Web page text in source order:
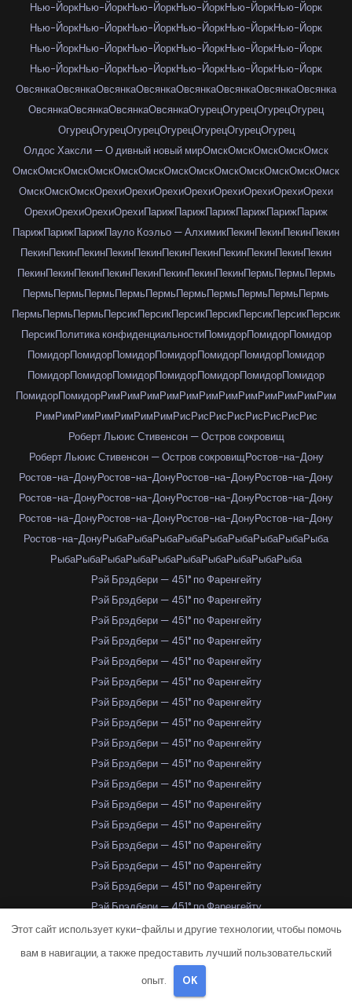
Нью-ЙоркНью-ЙоркНью-ЙоркНью-ЙоркНью-ЙоркНью-Йорк
Нью-ЙоркНью-ЙоркНью-ЙоркНью-ЙоркНью-ЙоркНью-Йорк
Нью-ЙоркНью-ЙоркНью-ЙоркНью-ЙоркНью-ЙоркНью-Йорк
Нью-ЙоркНью-ЙоркНью-ЙоркНью-ЙоркНью-ЙоркНью-Йорк
ОвсянкаОвсянкаОвсянкаОвсянкаОвсянкаОвсянкаОвсянкаОвсянка
ОвсянкаОвсянкаОвсянкаОвсянкаОгурецОгурецОгурецОгурец
ОгурецОгурецОгурецОгурецОгурецОгурецОгурец
Олдос Хаксли — О дивный новый мирОмскОмскОмскОмскОмск
ОмскОмскОмскОмскОмскОмскОмскОмскОмскОмскОмскОмскОмск
ОмскОмскОмскОрехиОрехиОрехиОрехиОрехиОрехиОрехиОрехи
ОрехиОрехиОрехиОрехиПарижПарижПарижПарижПарижПариж
ПарижПарижПарижПауло Коэльо — АлхимикПекинПекинПекинПекин
ПекинПекинПекинПекинПекинПекинПекинПекинПекинПекинПекин
ПекинПекинПекинПекинПекинПекинПекинПекинПермьПермьПермь
ПермьПермьПермьПермьПермьПермьПермьПермьПермьПермь
ПермьПермьПермьПерсикПерсикПерсикПерсикПерсикПерсикПерсик
ПерсикПолитика конфиденциальностиПомидорПомидорПомидор
ПомидорПомидорПомидорПомидорПомидорПомидорПомидор
ПомидорПомидорПомидорПомидорПомидорПомидорПомидор
ПомидорПомидорРимРимРимРимРимРимРимРимРимРимРимРим
РимРимРимРимРимРимРимРисРисРисРисРисРисРисРис
Роберт Льюис Стивенсон — Остров сокровищ
Роберт Льюис Стивенсон — Остров сокровищРостов-на-Дону
Ростов-на-ДонуРостов-на-ДонуРостов-на-ДонуРостов-на-Дону
Ростов-на-ДонуРостов-на-ДонуРостов-на-ДонуРостов-на-Дону
Ростов-на-ДонуРостов-на-ДонуРостов-на-ДонуРостов-на-Дону
Ростов-на-ДонуРыбаРыбаРыбаРыбаРыбаРыбаРыбаРыбаРыба
РыбаРыбаРыбаРыбаРыбаРыбаРыбаРыбаРыбаРыба
Рэй Брэдбери — 451° по Фаренгейту
Рэй Брэдбери — 451° по Фаренгейту
Рэй Брэдбери — 451° по Фаренгейту
Рэй Брэдбери — 451° по Фаренгейту
Рэй Брэдбери — 451° по Фаренгейту
Рэй Брэдбери — 451° по Фаренгейту
Рэй Брэдбери — 451° по Фаренгейту
Рэй Брэдбери — 451° по Фаренгейту
Рэй Брэдбери — 451° по Фаренгейту
Рэй Брэдбери — 451° по Фаренгейту
Рэй Брэдбери — 451° по Фаренгейту
Рэй Брэдбери — 451° по Фаренгейту
Рэй Брэдбери — 451° по Фаренгейту
Рэй Брэдбери — 451° по Фаренгейту
Рэй Брэдбери — 451° по Фаренгейту
Рэй Брэдбери — 451° по Фаренгейту
Рэй Брэдбери — 451° по Фаренгейту
Рэй Брэдбери — 451° по Фаренгейту
Рэй Брэдбери — 451° по Фаренгейту
Рэй Брэдбери — 451° по Фаренгейту
Рэй Брэдбери — 451° по Фаренгейту
Этот сайт использует куки-файлы и другие технологии, чтобы помочь
вам в навигации, а также предоставить лучший пользовательский
опыт. OK